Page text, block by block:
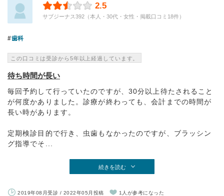
2.5
サブジーナス392（本人・30代・女性・掲載口コミ18件）
歯科
この口コミは受診から5年以上経過しています。
待ち時間が長い
毎回予約して行っていたのですが、30分以上待たされること
が何度かありました。診療が終わっても、会計までの時間が
長い時があります。
定期検診目的で行き、虫歯もなかったのですが、ブラッシン
グ指導でそ...
続きを読む
2019年08月受診 / 2022年05月投稿 1人が参考になった